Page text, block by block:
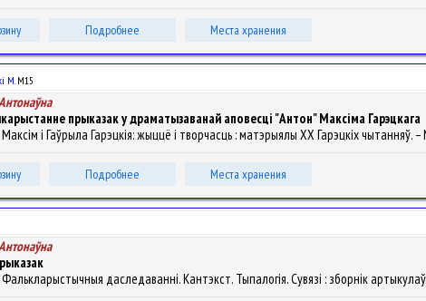
Подробнее Места хранения
М.М15
прыказак у драматызаванай аповесці "Антон" Максіма Гарэцкага
і Гаўрыла Гарэцкія: жыццё і творчасць : матэрыялы XX Гарэцкіх чытанняў.
Подробнее Места хранения
даследаванні. Кантэкст. Тыпалогія. Сувязі : зборнік